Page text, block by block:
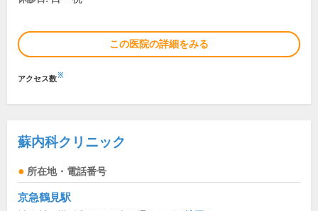
この医院の詳細をみる
アクセス数※
蘇内科クリニック
所在地・電話番号
京急鶴見駅